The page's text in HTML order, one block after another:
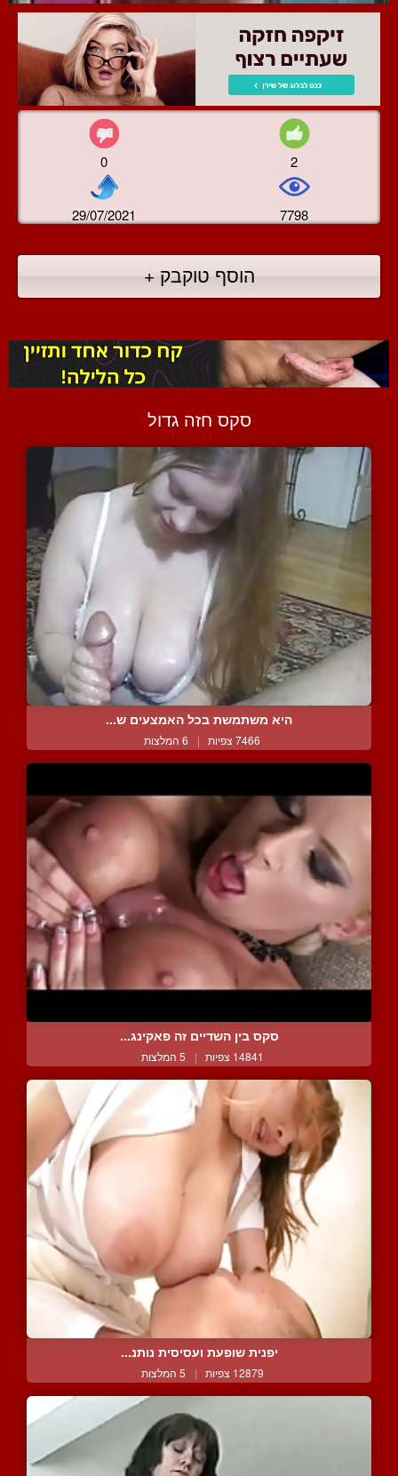
0 2
29/07/2021 7798
הוסף טוקבק +
סקס חזה גדול
היא משתמשת בכל האמצעים ש...
7466 צפיות | 6 המלצות
סקס בין השדיים זה פאקינג...
14841 צפיות | 5 המלצות
יפנית שופעת ועסיסית נותנ...
12879 צפיות | 5 המלצות